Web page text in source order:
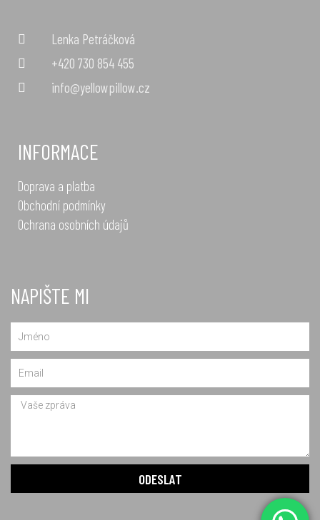
Lenka Petráčková
+420 730 854 455
info@yellowpillow.cz
INFORMACE
Doprava a platba
Obchodní podmínky
Ochrana osobních údajů
NAPIŠTE MI
Message
ODESLAT